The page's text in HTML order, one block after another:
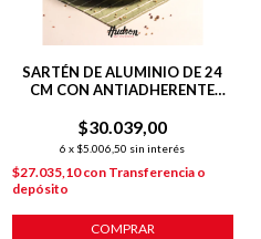
SARTÉN DE ALUMINIO DE 24
CM CON ANTIADHERENTE
$30.039,00
6 x $5.006,50 sin interés
$27.035,10con Transferencia o
depósito
COMPRAR